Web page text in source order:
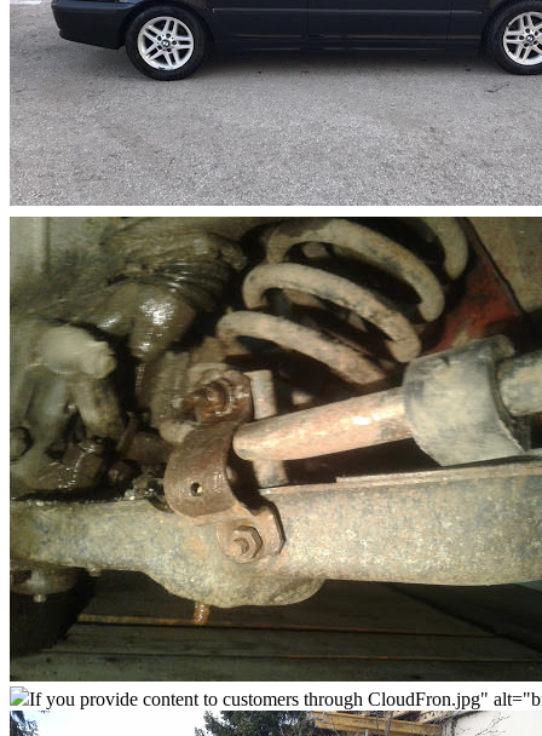
If you provide content to customers through CloudFron.jpg"